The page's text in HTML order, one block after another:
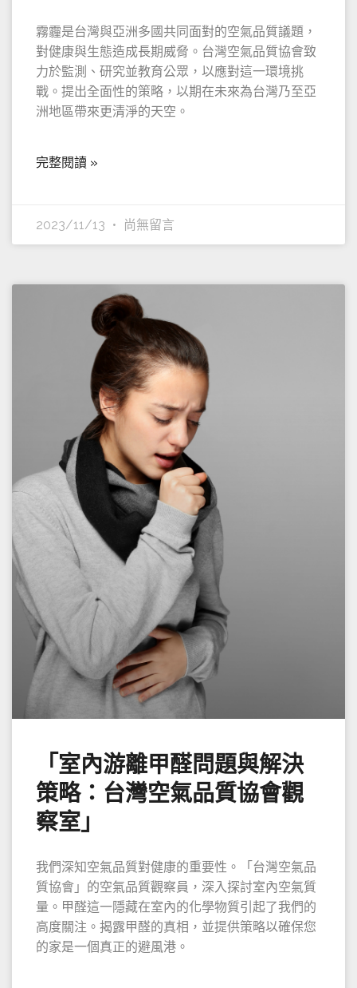
霧霾是台灣與亞洲多國共同面對的空氣品質議題，
對健康與生態造成長期威脅。台灣空氣品質協會致
力於監測、研究並教育公眾，以應對這一環境挑
戰。提出全面性的策略，以期在未來為台灣乃至亞
洲地區帶來更清淨的天空。
完整閱讀 »
2023/11/13 尚無留言
「室內游離甲醛問題與解決
策略：台灣空氣品質協會觀
察室」
我們深知空氣品質對健康的重要性。「台灣空氣品
質協會」的空氣品質觀察員，深入探討室內空氣質
量。甲醛這一隱藏在室內的化學物質引起了我們的
高度關注。揭露甲醛的真相，並提供策略以確保您
的家是一個真正的避風港。